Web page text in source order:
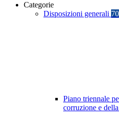
Categorie
Disposizioni generali 70
Piano triennale
corruzione e